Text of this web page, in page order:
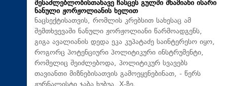
შესაძლებლობისთანავე ჩასცეს გულში შხამიანი ისარი
ნანული ჟორჟოლიანის ხელით
ნაცსექტისათვის, რომლის კრებსით სახესაც ამ
შემთხვევაში ნანული ჟორჟოლიანი წარმოადგენს,
გიგა ავალიანის დედა ეკა კუპატაძე საინტერესო იყო,
როგორც პოტენციური პოლიტიკური ინსტრუმენტი,
რომელიც შეიძლებოდა, პოლიტიკურ სვავებს
თავიანთი მიზნებისათვის გამოეყენებინათ, - წერს